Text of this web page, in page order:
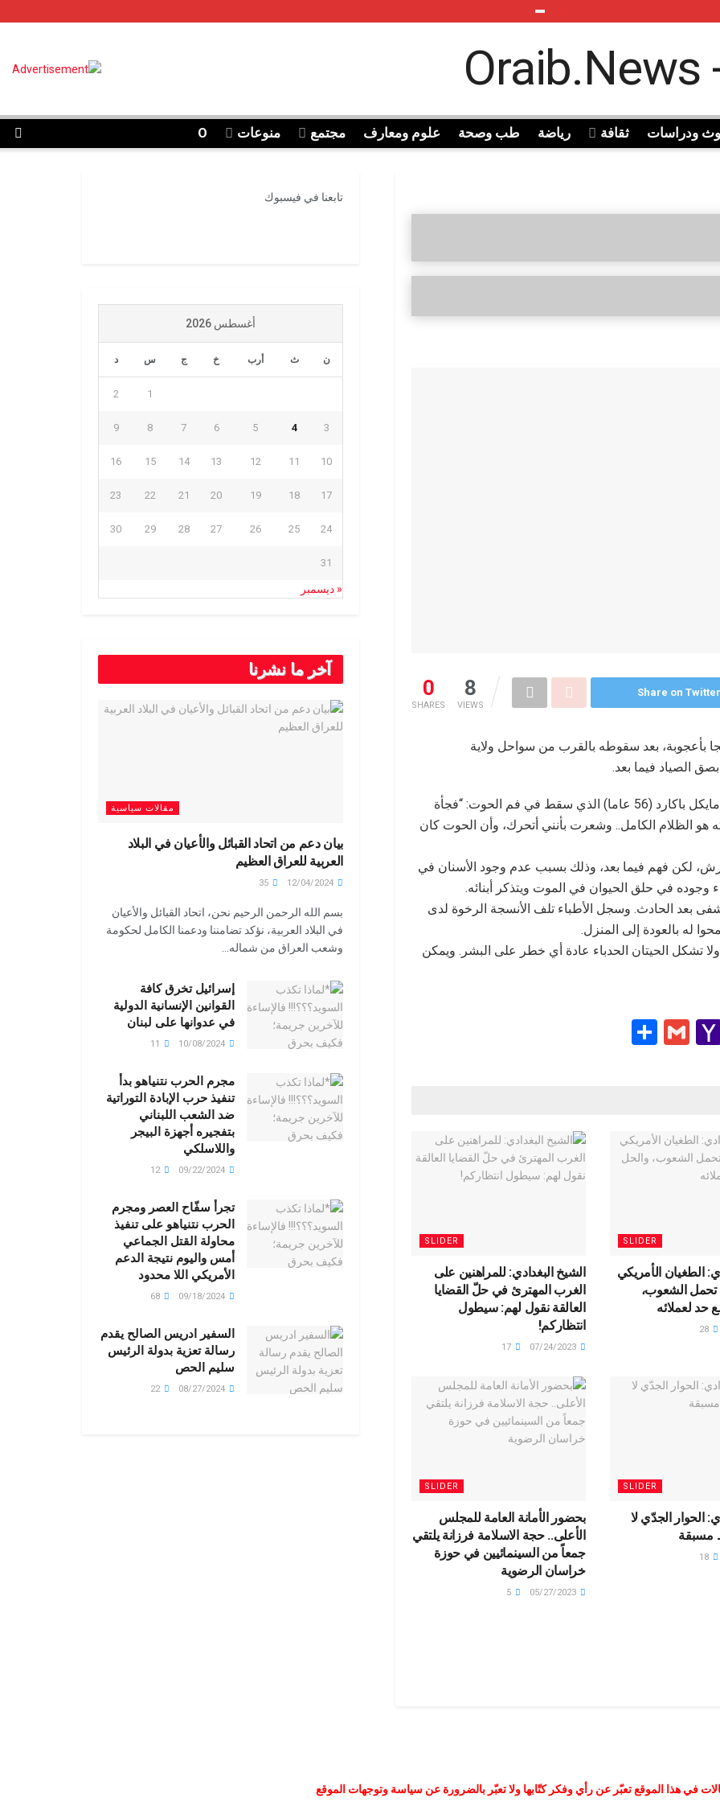
ودراسات ثقافة رياضة طب وصحة علوم ومعارف مجتمع منوعات O
0
SHARES
8
VIEWS
Share on Twitter
بأعجوبة، بعد سقوطه بالقرب من سواحل ولاية
الصياد فيما بعد.
ونقلت صحيفة “Cape Cod Times” عن الصياد مايكل باكارد (56 عاما) الذي سقط في فم الحوت: “فجأة
هو الظلام الكامل.. وشعرت بأنني أتحرك، وأن الحوت كان
لكن فهم فيما بعد، وذلك بسبب عدم وجود الأسنان في
وجوده في حلق الحيوان في الموت ويتذكر أبنائه.
بعد الحادث. وسجل الأطباء تلف الأنسجة الرخوة لدى
له بالعودة إلى المنزل.
ولا تشكل الحيتان الحدباء عادة أي خطر على البشر. ويمكن
Y
o
M
G
SLIDER
الطغيان الأمريكي
تحمل الشعوب،
حد لعملائه
SLIDER
الشيخ البغدادي: للمراهنين على
الغرب المهترئ في حلّ القضايا
العالقة نقول لهم: سيطول
انتظاركم!
07/24/2023
17
SLIDER
الحوار الجدّي لا
مسبقة
SLIDER
بحضور الأمانة العامة للمجلس
الأعلى.. حجة الاسلامة فرزانة يلتقي
جمعاً من السينمائيين في حوزة
خراسان الرضوية
05/27/2023
5
تابعنا في فيسبوك
أغسطس 2026
ن ث أرب خ ج س د
1
2
3
4
5
6
7
8
9
10
11
12
13
14
15
16
17
18
19
20
21
22
23
24
25
26
27
28
29
30
31
« ديسمبر
آخر ما نشرنا
مقالات سياسية
بيان دعم من اتحاد القبائل والأعيان في البلاد
العربية للعراق العظيم
بسم الله الرحمن الرحيم نحن، اتحاد القبائل والأعيان
في البلاد العربية، نؤكد تضامننا ودعمنا الكامل لحكومة
وشعب العراق من شماله...
إسرائيل تخرق كافة
القوانين الإنسانية الدولية
في عدوانها على لبنان
مجرم الحرب نتنياهو بدأ
تنفيذ حرب الإبادة التوراتية
ضد الشعب اللبناني
بتفجيره أجهزة البيجر
واللاسلكي
تجرأ سفّاح العصر ومجرم
الحرب نتنياهو على تنفيذ
محاولة القتل الجماعي
أمس واليوم نتيجة الدعم
الأمريكي اللا محدود
السفير ادريس الصالح يقدم
رسالة تعزية بدولة الرئيس
سليم الحص
في هذا الموقع تعبّر عن رأي وفكر كتّابها ولا تعبّر بالضرورة عن سياسة وتوجهات الموقع